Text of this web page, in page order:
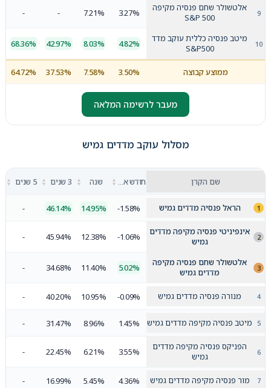
אלטשולר שחם פנסיה מקיפה
S&P 500
3.27%
7.21%
-
-
מיטב פנסיה כללית עוקב מדד
S&P500
4.82%
8.03%
42.97%
68.36%
ממוצע קבוצה 3.50%
7.58%
37.53%
64.72%
מעבר לרשימה המלאה
מסלול עוקב מדדים גמיש
שם הקרן ▲
▼ שנה ▲
▼ 3 שנים ▲
▼ 5 שנים ▲
▼
הראל פנסיה מדדים גמיש -1.58%
14.95%
46.14%
-
אינפיניטי פנסיה מקיפה מדדים
גמיש
-1.06%
12.38%
45.94%
-
אלטשולר שחם פנסיה מקיפה
מדדים גמיש
5.02%
11.40%
34.68%
-
מנורה פנסיה מדדים גמיש -0.09%
10.95%
40.20%
-
מיטב פנסיה מקיפה מדדים גמיש 1.45%
8.96%
31.47%
-
הפניקס פנסיה מקיפה מדדים
גמיש
3.55%
6.21%
22.45%
-
מור פנסיה מקיפה מדדים גמיש 4.36%
5.45%
16.99%
-